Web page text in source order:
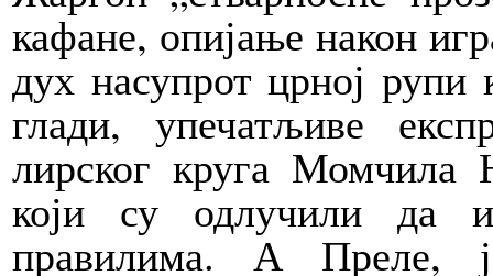
кафане, опијање након
дух насупрот црној рупи
глади, упечатљиве
лирског круга Момчила
који су одлучили да
правилима. А Преле,